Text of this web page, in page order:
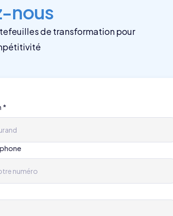
nous
de transformation pour
*